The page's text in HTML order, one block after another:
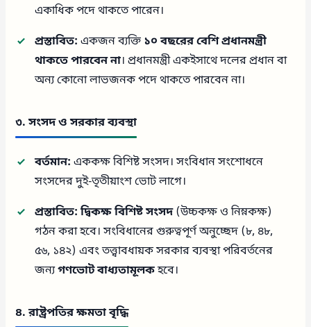
একাধিক পদে থাকতে পারেন।
প্রস্তাবিত: একজন ব্যক্তি ১০ বছরের বেশি প্রধানমন্ত্রী
থাকতে পারবেন না। প্রধানমন্ত্রী একইসাথে দলের প্রধান বা
অন্য কোনো লাভজনক পদে থাকতে পারবেন না।
৩. সংসদ ও সরকার ব্যবস্থা
বর্তমান: এককক্ষ বিশিষ্ট সংসদ। সংবিধান সংশোধনে
সংসদের দুই-তৃতীয়াংশ ভোট লাগে।
প্রস্তাবিত: দ্বিকক্ষ বিশিষ্ট সংসদ(উচ্চকক্ষ ও নিম্নকক্ষ)
গঠন করা হবে। সংবিধানের গুরুত্বপূর্ণ অনুচ্ছেদ (৮, ৪৮,
৫৬, ১৪২) এবং তত্ত্বাবধায়ক সরকার ব্যবস্থা পরিবর্তনের
জন্যগণভোট বাধ্যতামূলকহবে।
৪. রাষ্ট্রপতির ক্ষমতা বৃদ্ধি